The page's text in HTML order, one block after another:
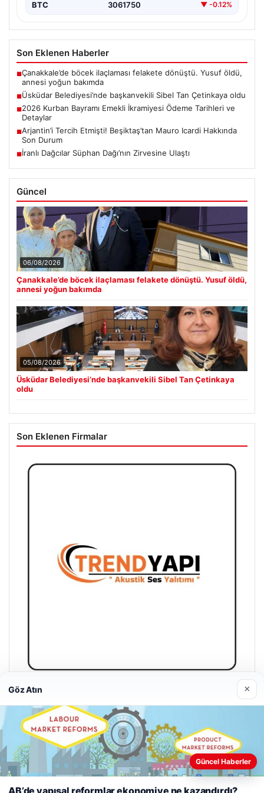
BTC 3061750 ▼ -0.12%
Son Eklenen Haberler
■Çanakkale’de böcek ilaçlaması felakete dönüştü. Yusuf öldü,
annesi yoğun bakımda
■Üsküdar Belediyesi’nde başkanvekili Sibel Tan Çetinkaya oldu
■2026 Kurban Bayramı Emekli İkramiyesi Ödeme Tarihleri ve
Detaylar
■Arjantin’i Tercih Etmişti! Beşiktaş’tan Mauro Icardi Hakkında
Son Durum
■İranlı Dağcılar Süphan Dağı’nın Zirvesine Ulaştı
Güncel
06/08/2026
Çanakkale’de böcek ilaçlaması felakete dönüştü. Yusuf öldü,
annesi yoğun bakımda
05/08/2026
Üsküdar Belediyesi’nde başkanvekili Sibel Tan Çetinkaya
oldu
Son Eklenen Firmalar
Trend Yapı Akustik
18/04/2026
Web sitemizi nasıl kullandığınızı daha iyi anlayabilmek,
deneyiminizi kişiselleştirmek ve geliştirmek amacıyla çerezler
Göz Atın ×
Güncel Haberler
AB’de yapısal reformlar ekonomiye ne kazandırdı?